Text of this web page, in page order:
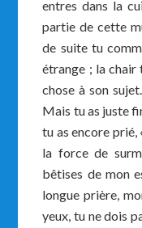
entres dans la
partie de cette
de suite tu
étrange ; la
chose à son
Mais tu as juste
tu as encore prié,
la force de
bêtises de mon
longue prière,
yeux, tu ne dois